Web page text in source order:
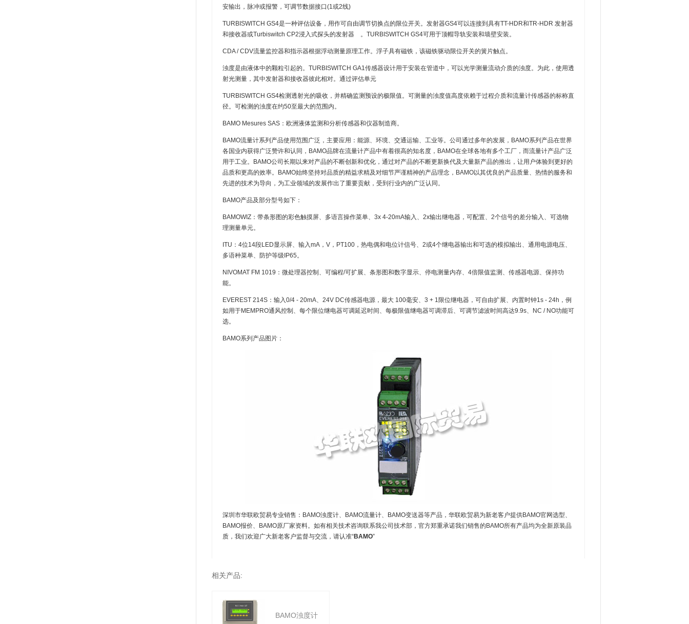
安输出，脉冲或报警，可调节数据接口(1或2线)
TURBISWITCH GS4是一种评估设备，用作可自由调节切换点的限位开关。发射器GS4可以连接到具有TT-HDR和TR-HDR 发射器
和接收器或Turbiswitch CP2浸入式探头的发射器 。TURBISWITCH GS4可用于顶帽导轨安装和墙壁安装。
CDA / CDV流量监控器和指示器根据浮动测量原理工作。浮子具有磁铁，该磁铁驱动限位开关的簧片触点。
浊度是由液体中的颗粒引起的。TURBISWITCH GA1传感器设计用于安装在管道中，可以光学测量流动介质的浊度。为此，使用透
射光测量，其中发射器和接收器彼此相对。通过评估单元
TURBISWITCH GS4检测透射光的吸收，并精确监测预设的极限值。可测量的浊度值高度依赖于过程介质和流量计传感器的标称直
径。可检测的浊度在约50至最大的范围内。
BAMO Mesures SAS：欧洲液体监测和分析传感器和仪器制造商。
BAMO流量计系列产品使用范围广泛，主要应用：能源、环境、交通运输、工业等。公司通过多年的发展，BAMO系列产品在世界
各国业内获得广泛赞许和认同，BAMO品牌在流量计产品中有着很高的知名度，BAMO在全球各地有多个工厂，而流量计产品广泛
用于工业。BAMO公司长期以来对产品的不断创新和优化，通过对产品的不断更新换代及大量新产品的推出，让用户体验到更好的
品质和更高的效率。BAMO始终坚持对品质的精益求精及对细节严谨精神的产品理念，BAMO以其优良的产品质量、热情的服务和
先进的技术为导向，为工业领域的发展作出了重要贡献，受到行业内的广泛认同。
BAMO产品及部分型号如下：
BAMOWIZ：带条形图的彩色触摸屏、多语言操作菜单、3x 4-20mA输入、2x输出继电器，可配置、2个信号的差分输入、可选物
理测量单元。
ITU：4位14段LED显示屏、输入mA，V，PT100，热电偶和电位计信号、2或4个继电器输出和可选的模拟输出、通用电源电压、
多语种菜单、防护等级IP65。
NIVOMAT FM 1019：微处理器控制、可编程/可扩展、条形图和数字显示、停电测量内存、4倍限值监测、传感器电源、保持功
能。
EVEREST 214S：输入0/4 - 20mA、24V DC传感器电源，最大 100毫安、3 + 1限位继电器，可自由扩展、内置时钟1s - 24h，例
如用于MEMPRO通风控制、每个限位继电器可调延迟时间、每极限值继电器可调滞后、可调节滤波时间高达9.9s、NC / NO功能可
选。
BAMO系列产品图片：
深圳市华联欧贸易专业销售：BAMO浊度计、BAMO流量计、BAMO变送器等产品，华联欧贸易为新老客户提供BAMO官网选型、
BAMO报价、BAMO原厂家资料。如有相关技术咨询联系我公司技术部，官方郑重承诺我们销售的BAMO所有产品均为全新原装品
质，我们欢迎广大新老客户监督与交流，请认准“BAMO”
相关产品:
BAMO浊度计